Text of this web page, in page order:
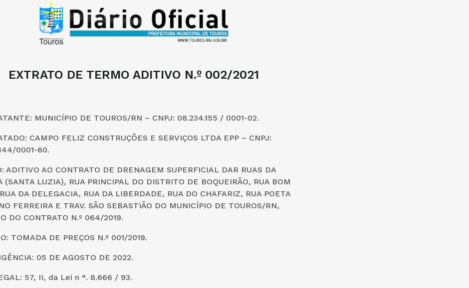
EXTRATO DE TERMO ADITIVO N.º 002/2021
MUNICÍPIO DE TOUROS/RN – CNPJ: 08.234.155 / 0001-02.
CAMPO FELIZ CONSTRUÇÕES E SERVIÇOS LTDA EPP – CNPJ:
0001-60.
ADITIVO AO CONTRATO DE DRENAGEM SUPERFICIAL DAR RUAS DA
(SANTA LUZIA), RUA PRINCIPAL DO DISTRITO DE BOQUEIRÃO, RUA BOM
DA DELEGACIA, RUA DA LIBERDADE, RUA DO CHAFARIZ, RUA POETA
FERREIRA E TRAV. SÃO SEBASTIÃO DO MUNICÍPIO DE TOUROS/RN,
DO CONTRATO N.º 064/2019.
TOMADA DE PREÇOS N.º 001/2019.
05 DE AGOSTO DE 2022.
57, II, da Lei n °. 8.666 / 93.